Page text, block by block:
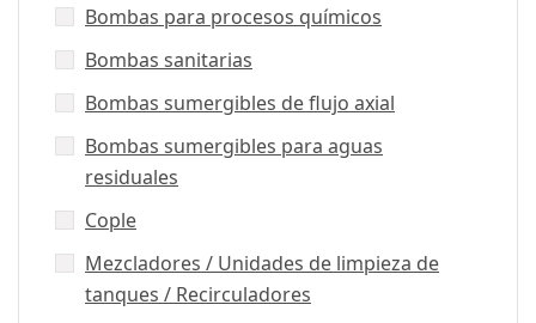
Bombas para procesos químicos
Bombas sanitarias
Bombas sumergibles de flujo axial
Bombas sumergibles para aguas
residuales
Cople
Mezcladores / Unidades de limpieza de
tanques / Recirculadores